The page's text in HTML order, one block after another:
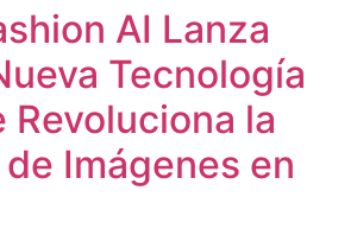
AI Lanza
Tecnología
Revoluciona la
Imágenes en